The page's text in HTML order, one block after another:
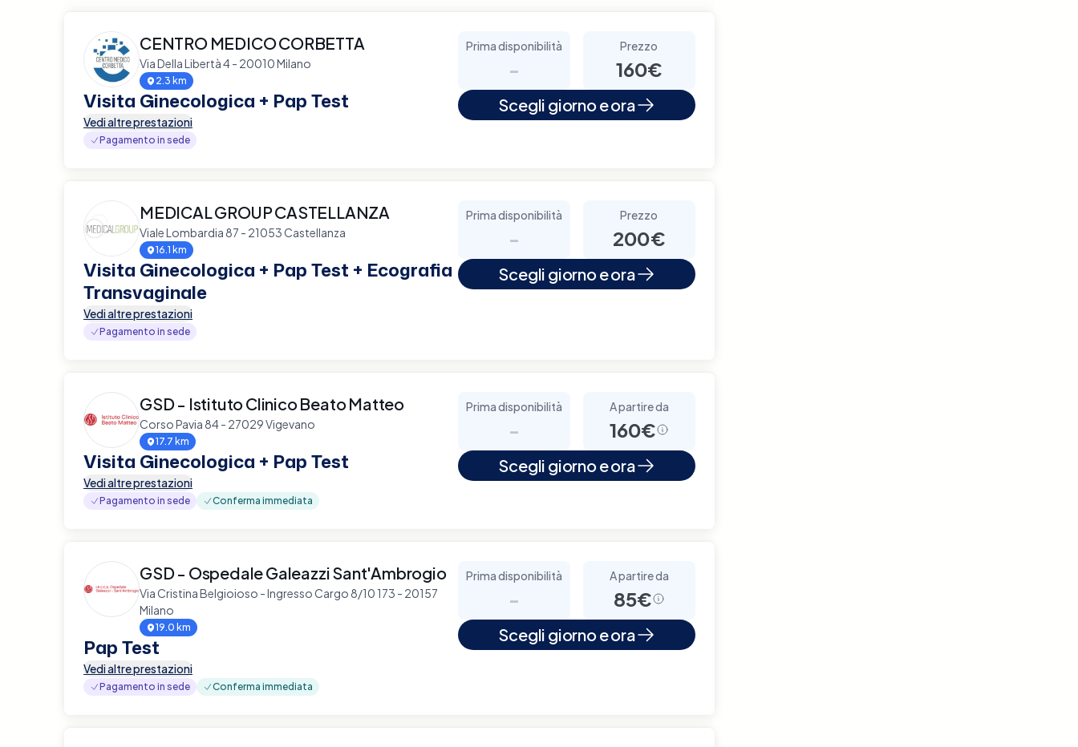
CENTRO MEDICO CORBETTA
Via Della Libertà 4 - 20010 Milano
2.3 km
Visita Ginecologica + Pap Test
Vedi altre prestazioni
Pagamento in sede
Prima disponibilità
-
Prezzo
160€
Scegli giorno e ora
MEDICAL GROUP CASTELLANZA
Viale Lombardia 87 - 21053 Castellanza
16.1 km
Visita Ginecologica + Pap Test + Ecografia
Transvaginale
Vedi altre prestazioni
Pagamento in sede
Prima disponibilità
-
Prezzo
200€
Scegli giorno e ora
GSD - Istituto Clinico Beato Matteo
Corso Pavia 84 - 27029 Vigevano
17.7 km
Visita Ginecologica + Pap Test
Vedi altre prestazioni
Pagamento in sede Conferma immediata
Prima disponibilità
-
A partire da
160€
Scegli giorno e ora
GSD - Ospedale Galeazzi Sant'Ambrogio
Via Cristina Belgioioso - Ingresso Cargo 8/10 173 - 20157
Milano
19.0 km
Pap Test
Vedi altre prestazioni
Pagamento in sede Conferma immediata
Prima disponibilità
-
A partire da
85€
Scegli giorno e ora